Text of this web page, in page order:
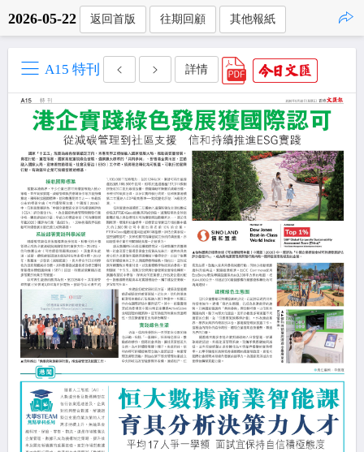
2026-05-22 返回首版 往期回顧 其他報紙
A15 特刊 詳情